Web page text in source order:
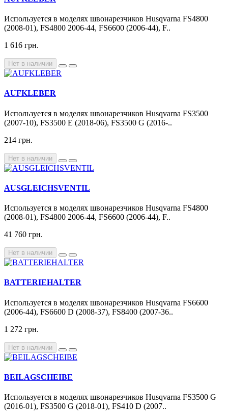
Используется в моделях швонарезчиков Husqvarna FS4800
(2008-01), FS4800 2006-44, FS6600 (2006-44), F..
1 616 грн.
Нет в наличии
AUFKLEBER
Используется в моделях швонарезчиков Husqvarna FS3500
(2007-10), FS3500 E (2018-06), FS3500 G (2016-..
214 грн.
Нет в наличии
AUSGLEICHSVENTIL
Используется в моделях швонарезчиков Husqvarna FS4800
(2008-01), FS4800 2006-44, FS6600 (2006-44), F..
41 760 грн.
Нет в наличии
BATTERIEHALTER
Используется в моделях швонарезчиков Husqvarna FS6600
(2006-44), FS6600 D (2008-37), FS8400 (2007-36..
1 272 грн.
Нет в наличии
BEILAGSCHEIBE
Используется в моделях швонарезчиков Husqvarna FS3500 G
(2016-01), FS3500 G (2018-01), FS410 D (2007..